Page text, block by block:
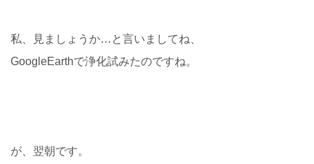
私、見ましょうか…と言いましてね、
GoogleEarthで浄化試みたのですね。
が、翌朝です。